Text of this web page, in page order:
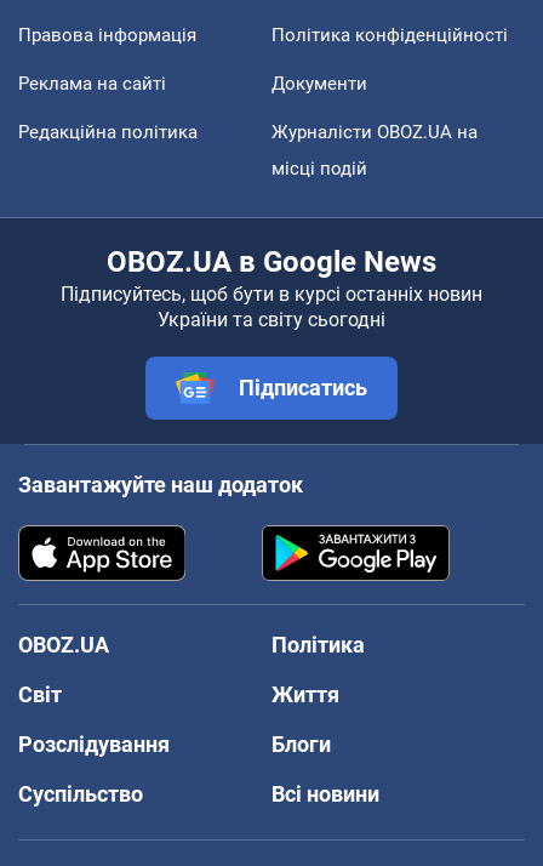
Правова інформація Політика конфіденційності
Реклама на сайті Документи
Редакційна політика
Журналісти OBOZ.UA на
місці подій
OBOZ.UA в Google News
Підписуйтесь, щоб бути в курсі останніх новин
України та світу сьогодні
Підписатись
Завантажуйте наш додаток
OBOZ.UA
Політика
Світ
Життя
Розслідування
Блоги
Суспільство
Всі новини